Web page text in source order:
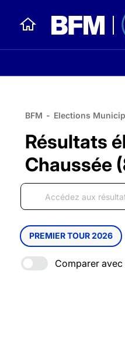
BFM - Elections
Résultats
Chaussée
PREMIER TOUR 2026
Comparer